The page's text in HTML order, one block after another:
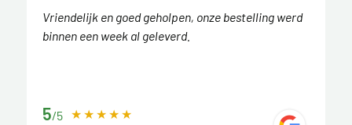
Vriendelijk en goed geholpen, onze bestelling werd
binnen een week al geleverd.
5/5